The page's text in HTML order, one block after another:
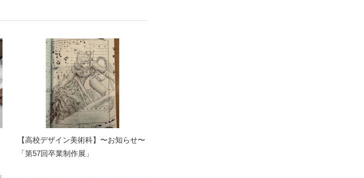
【高校デザイン美術科】〜お知らせ〜
「第57回卒業制作展」